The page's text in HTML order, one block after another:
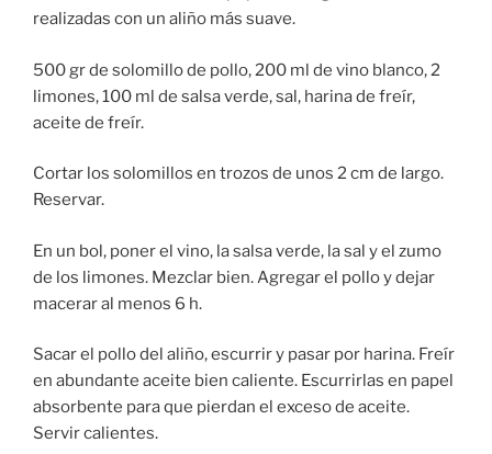
realizadas con un aliño más suave.
500 gr de solomillo de pollo, 200 ml de vino blanco, 2
limones, 100 ml de salsa verde, sal, harina de freír,
aceite de freír.
Cortar los solomillos en trozos de unos 2 cm de largo.
Reservar.
En un bol, poner el vino, la salsa verde, la sal y el zumo
de los limones. Mezclar bien. Agregar el pollo y dejar
macerar al menos 6 h.
Sacar el pollo del aliño, escurrir y pasar por harina. Freír
en abundante aceite bien caliente. Escurrirlas en papel
absorbente para que pierdan el exceso de aceite.
Servir calientes.